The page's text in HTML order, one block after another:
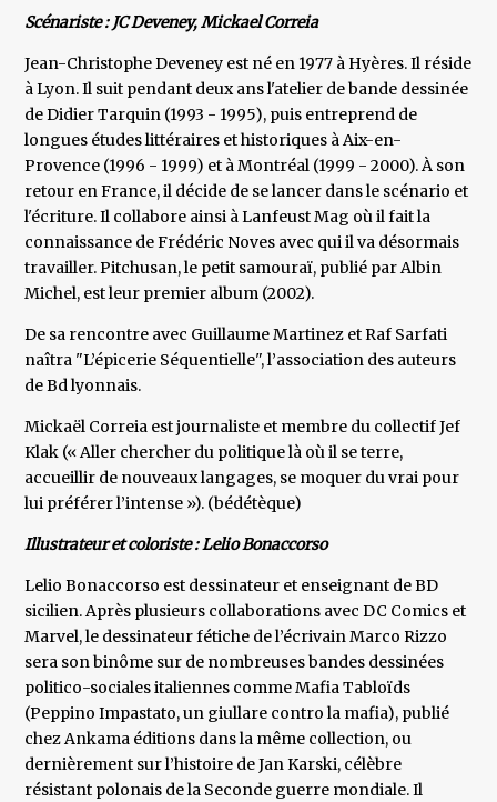
Scénariste : JC Deveney, Mickael Correia
Jean-Christophe Deveney est né en 1977 à Hyères. Il réside
à Lyon. Il suit pendant deux ans l'atelier de bande dessinée
de Didier Tarquin (1993 - 1995), puis entreprend de
longues études littéraires et historiques à Aix-en-
Provence (1996 - 1999) et à Montréal (1999 - 2000). À son
retour en France, il décide de se lancer dans le scénario et
l'écriture. Il collabore ainsi à Lanfeust Mag où il fait la
connaissance de Frédéric Noves avec qui il va désormais
travailler. Pitchusan, le petit samouraï, publié par Albin
Michel, est leur premier album (2002).
De sa rencontre avec Guillaume Martinez et Raf Sarfati
naîtra "L’épicerie Séquentielle", l’association des auteurs
de Bd lyonnais.
Mickaël Correia est journaliste et membre du collectif Jef
Klak (« Aller chercher du politique là où il se terre,
accueillir de nouveaux langages, se moquer du vrai pour
lui préférer l’intense »). (bédétèque)
Illustrateur et coloriste : Lelio Bonaccorso
Lelio Bonaccorso est dessinateur et enseignant de BD
sicilien. Après plusieurs collaborations avec DC Comics et
Marvel, le dessinateur fétiche de l’écrivain Marco Rizzo
sera son binôme sur de nombreuses bandes dessinées
politico-sociales italiennes comme Mafia Tabloïds
(Peppino Impastato, un giullare contro la mafia), publié
chez Ankama éditions dans la même collection, ou
dernièrement sur l’histoire de Jan Karski, célèbre
résistant polonais de la Seconde guerre mondiale. Il